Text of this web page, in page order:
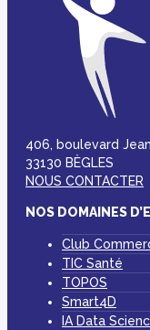
406, boulevard
33130 BÈGLES
NOUS CONTACTER
NOS DOMAINES
Club
TIC Santé
TOPOS
Smart4D
IA Data